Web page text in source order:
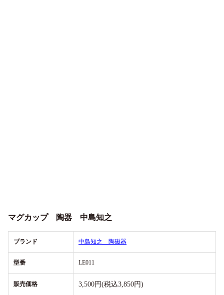
マグカップ 陶器 中島知之
ブランド 中島知之 陶磁器
型番 LE011
販売価格 3,500円(税込3,850円)